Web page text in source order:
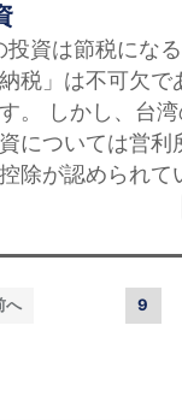
資は節税にな
税」は不可欠で
。 しかし、台
については営利
除が認められ
へ 9